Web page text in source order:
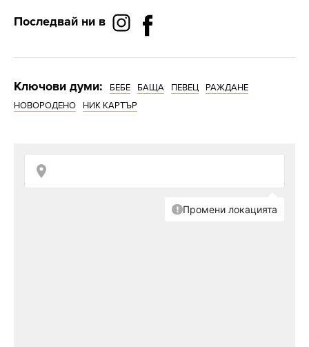
Последвай ни в
Ключови думи: БЕБЕ БАЩА ПЕВЕЦ
РАЖДАНЕ
НОВОРОДЕНО
НИК КАРТЪР